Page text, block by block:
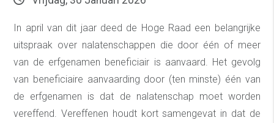
In april van dit jaar deed de Hoge Raad een belangrijke
uitspraak over nalatenschappen die door één of meer
van de erfgenamen beneficiair is aanvaard. Het gevolg
van beneficiaire aanvaarding door (ten minste) één van
de erfgenamen is dat de nalatenschap moet worden
vereffend. Vereffenen houdt kort samengevat in dat de